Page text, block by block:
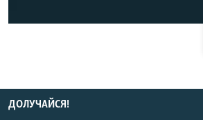
ДОЛУЧАЙСЯ!